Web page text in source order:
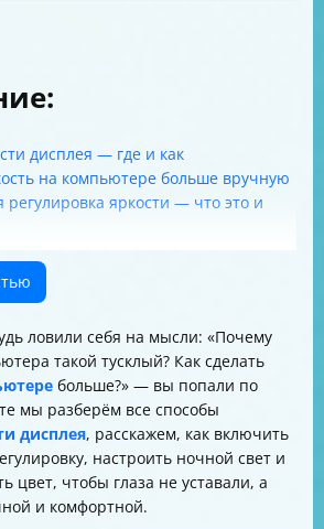
дисплея — где и как
на компьютере больше вручную
регулировка яркости — что это и
это влияет
настройки яркости на
снизить нагрузку на глаза
и профили — зачем это нужно
через панель NVIDIA
ползунок яркости не отображается
глаз и комфортной работы
способов настройки яркости
ловили себя на мысли: «Почему
такой тусклый? Как сделать
больше?» — вы попали по
мы разберём все способы
дисплея, расскажем, как включить
настроить ночной свет и
цвет, чтобы глаза не уставали, а
и комфортной.